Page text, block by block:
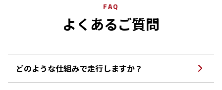
FAQ
よくあるご質問
どのような仕組みで走行しますか？